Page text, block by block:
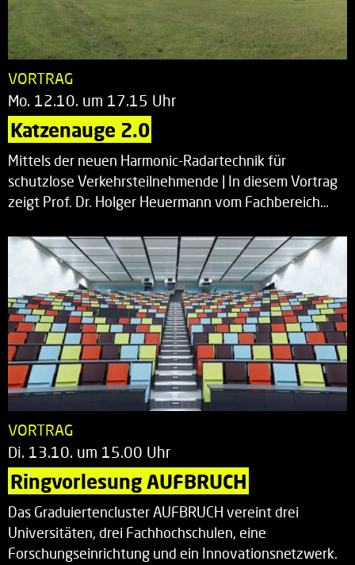
VORTRAG
Mo. 12.10. um 17.15 Uhr
Katzenauge 2.0
Mittels der neuen Harmonic-Radartechnik für
schutzlose Verkehrsteilnehmende | In diesem Vortrag
zeigt Prof. Dr. Holger Heuermann vom Fachbereich…
VORTRAG
Di. 13.10. um 15.00 Uhr
Ringvorlesung AUFBRUCH
Das Graduiertencluster AUFBRUCH vereint drei
Universitäten, drei Fachhochschulen, eine
Forschungseinrichtung und ein Innovationsnetzwerk.